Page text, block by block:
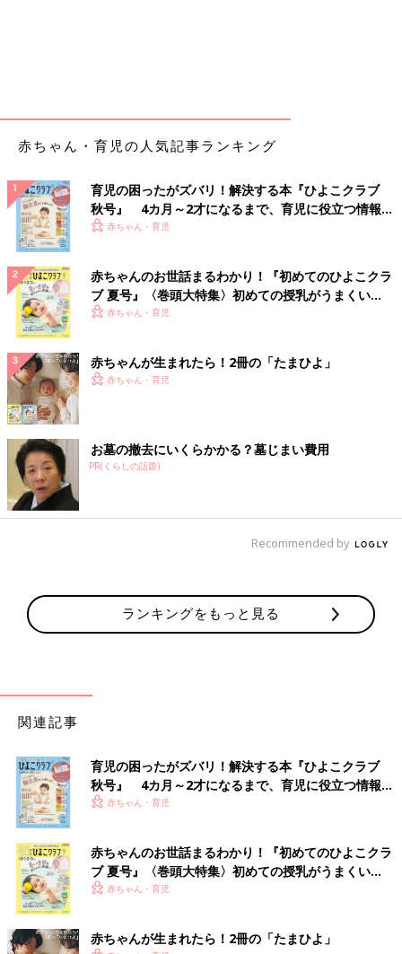
糖が全身の細胞に蓄積されると症状が進行し、10歳
なる、自分で食事ができなくなる、自発呼吸が困難になる状態に
病気の進行を遅らせる方法として、点滴による酵素補充療法と、
ドナー（提供者）の細胞を移植する造血細胞移植があります。細
胞移植をすれば自分の体でムコ多糖を代謝できるようになりま
す。美月は生後5カ月から症状の進行を抑える点滴治療を毎週受
けていましたが、小さな美月の細い血管に点滴の針を何度も入れ
ることはとても負担が大きく感じていました。そこで、私たち夫
婦は、美月に日本で造血細胞移植の治療を受けさせる決断をしま
した」（晴子さん）
2024年10月、生後10カ月になった美月ちゃんは、移植の準備の
ため国立成育医療研究センターに入院します。準備、移植、移植
後の管理と回復までを含め、約4カ月の入院になります。
「造血細胞移植は、移植前後の過程がとても重要です。まずは、
移植直前に感染を防ぐために1カ月ほど前から入院します。次
に、移植されたドナーの細胞を体が異物と認識して拒絶しないよ
うに、移植前は1週間程度で抗がん剤などを使用して、体の免疫
を落とします。美月の免疫力が下がっているため、付き添う私も
に美月の表情はやつれ、髪も減り、ぼんやりしたり眠ったりする
ことが多くなり、そんな姿を見るのはとてもつらかったです。
た。移植後約1カ月間は、無菌室で過ごします。美月は移植後、
薬の影響でどんどん髪の毛が抜けてしまいました。高熱が下がら
てしまった姿は痛々しかったです。本当にこれで大丈夫なんだろ
うか、また笑顔が見られるのだろうかと、気の休まらない日々で
した」（晴子さん）
1歳の誕生日翌日。移植した細胞が根づき、生まれ
変わったわが子
赤ちゃん・育児の人気記事ランキング
育児の困ったがズバリ！解決する本『ひよこクラブ
秋号』 4カ月～2才になるまで、育児に役立つ情報が
いっぱい！
赤ちゃん・育児
赤ちゃんのお世話まるわかり！『初めてのひよこクラ
ブ 夏号』〈巻頭大特集〉初めての授乳がうまくい
く！ おっぱい・ミルクの基本と夏のトラブル 解決テ
赤ちゃん・育児
赤ちゃんが生まれたら！2冊の「たまひよ」
赤ちゃん・育児
お墓の撤去にいくらかかる？墓じまい費用
PR(くらしの話題)
Recommended by
ランキングをもっと見る
関連記事
育児の困ったがズバリ！解決する本『ひよこクラブ
秋号』 4カ月～2才になるまで、育児に役立つ情報が
いっぱい！
赤ちゃん・育児
赤ちゃんのお世話まるわかり！『初めてのひよこクラ
ブ 夏号』〈巻頭大特集〉初めての授乳がうまくい
く！ おっぱい・ミルクの基本と夏のトラブル 解決テ
赤ちゃん・育児
赤ちゃんが生まれたら！2冊の「たまひよ」